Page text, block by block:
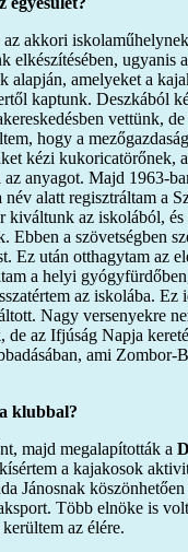
akkori
elkészítésében, ugyanis
alapján, amelyeket a
kaptunk. Deszkából
vettünk,
hogy a
kézi kukoricatörőnek,
anyagot. Majd 1963-
név alatt regisztráltam a
kiváltunk az iskolából,
Ebben a szövetségben
Ez után otthagytam az
a helyi
az iskolába. Ez
Nagy versenyekre
de az Ifjúság Napja
ami Zombor-
klubbal?
majd megalapították a
a kajakosok
Jánosnak
Több elnöke is
az élére.